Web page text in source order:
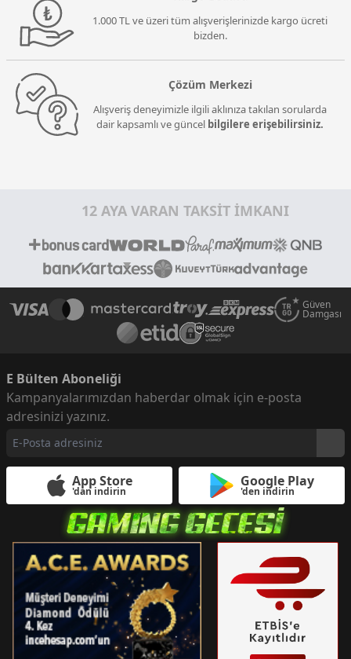
1.000 TL ve üzeri tüm alışverişlerinizde kargo ücreti
bizden.
Çözüm Merkezi
Alışveriş deneyimizle ilgili aklınıza takılan sorularda
dair kapsamlı ve güncel bilgilere erişebilirsiniz.
12 AYA VARAN TAKSİT İMKANI
Güven
Damgası
E Bülten Aboneliği
Kampanyalarımızdan haberdar olmak için e-posta
adresinizi yazınız.
App Store
'dan indirin
Google Play
'den indirin